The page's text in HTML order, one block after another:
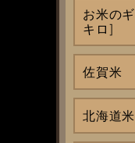
お米の
キロ]
佐賀米
北海道米